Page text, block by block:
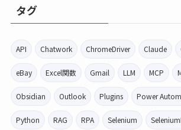
タグ
API Chatwork ChromeDriver Claude
eBay Excel関数 Gmail LLM MCP
Obsidian Outlook Plugins Power
Python RAG RPA Selenium